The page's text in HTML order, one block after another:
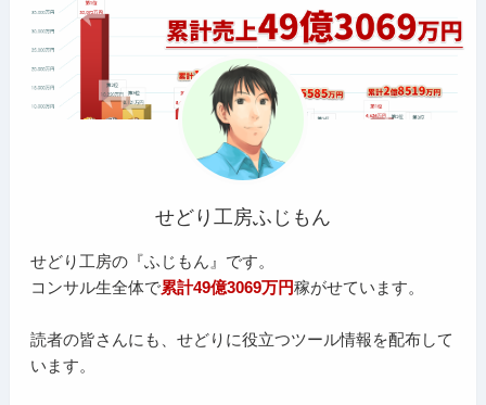
せどり工房ふじもん
せどり工房の『ふじもん』です。
コンサル生全体で累計49億3069万円稼がせています。
読者の皆さんにも、せどりに役立つツール情報を配布して
います。